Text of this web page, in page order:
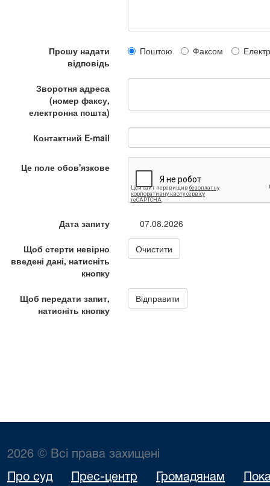
2026 © Всі права захищені
Про суд Прес-центр Громадянам